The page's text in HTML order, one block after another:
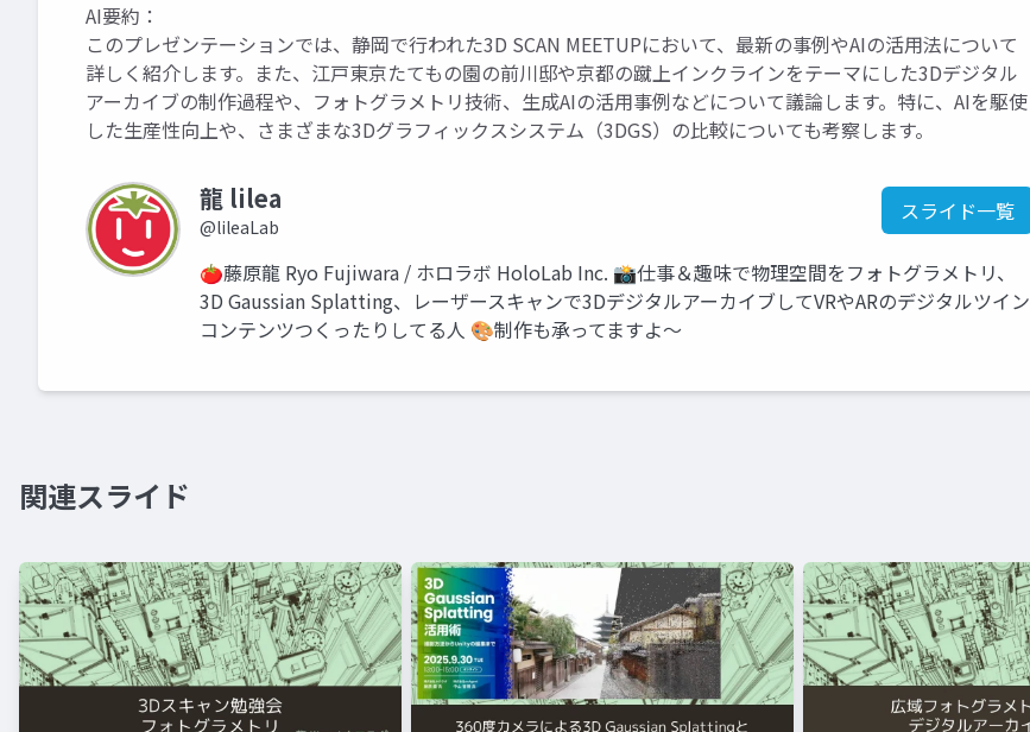
AI要約：
このプレゼンテーションでは、静岡で行われた3D SCAN MEETUPにおいて、最新の事例やAIの活用法について
詳しく紹介します。また、江戸東京たてもの園の前川邸や京都の蹴上インクラインをテーマにした3Dデジタル
アーカイブの制作過程や、フォトグラメトリ技術、生成AIの活用事例などについて議論します。特に、AIを駆使
した生産性向上や、さまざまな3Dグラフィックスシステム（3DGS）の比較についても考察します。
龍 lilea
@lileaLab
スライド一覧
🍅藤原龍 Ryo Fujiwara / ホロラボ HoloLab Inc. 📸仕事＆趣味で物理空間をフォトグラメトリ、
3D Gaussian Splatting、レーザースキャンで3DデジタルアーカイブしてVRやARのデジタルツイン
コンテンツつくったりしてる人 🎨制作も承ってますよ～
関連スライド